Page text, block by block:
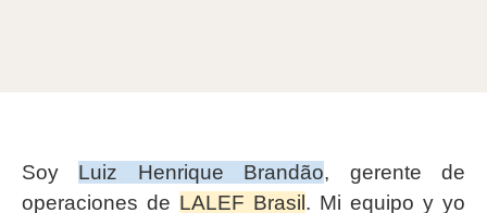
Soy Luiz Henrique Brandão, gerente de
operaciones de LALEF Brasil. Mi equipo y yo